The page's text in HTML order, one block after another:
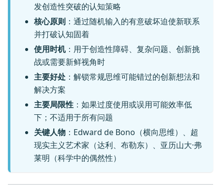
发创造性突破的认知策略
核心原则 ：通过随机输入的有意破坏迫使新联系
并打破认知固着
使用时机：用于创造性障碍、复杂问题、创新挑
战或需要新鲜视角时
主要好处 ：解锁常规思维可能错过的创新想法和
解决方案
主要局限性 ：如果过度使用或误用可能效率低
下；不适用于所有问题
关键人物 ：Edward de Bono（横向思维）、超
现实主义艺术家（达利、布勒东）、亚历山大·弗
莱明（科学中的偶然性）